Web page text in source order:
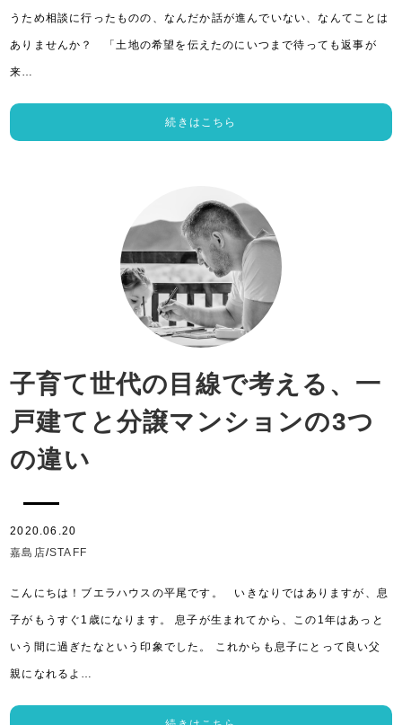
うため相談に行ったものの、なんだか話が進んでいない、なんてことは
ありませんか？ 「土地の希望を伝えたのにいつまで待っても返事が
来…
続きはこちら
子育て世代の目線で考える、一
戸建てと分譲マンションの3つ
の違い
2020.06.20
嘉島店/STAFF
こんにちは！ブエラハウスの平尾です。 いきなりではありますが、息
子がもうすぐ1歳になります。 息子が生まれてから、この1年はあっと
いう間に過ぎたなという印象でした。 これからも息子にとって良い父
親になれるよ…